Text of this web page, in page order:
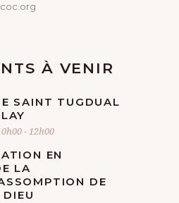
À VENIR
SAINT TUGDUAL
-12h00
EN
LA
DE